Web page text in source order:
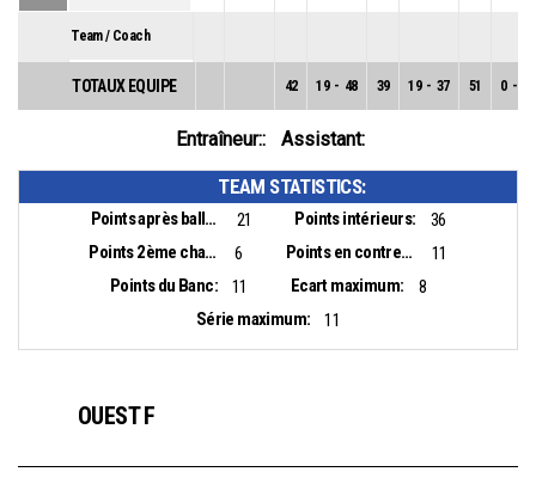
Team / Coach
TOTAUX EQUIPE 42 19 - 48 39 19 - 37 51 0 -
Entraîneur:: Assistant:
TEAM STATISTICS:
Points après balles perdues: 21 Points intérieurs:
36
Points 2ème chance:
6 Points en contre-attaque:
11
Points du Banc:
11 Ecart maximum:
8
Série maximum:
11
OUEST F